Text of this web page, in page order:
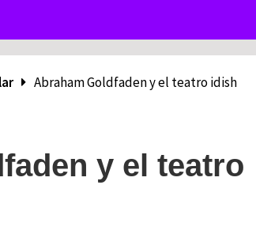
Abraham Goldfaden y el teatro idish
y el teatro